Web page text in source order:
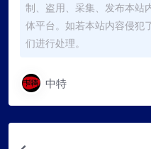
制、盗用、采集、发布本站
体平台。如若本站内容侵犯
们进行处理。
中特